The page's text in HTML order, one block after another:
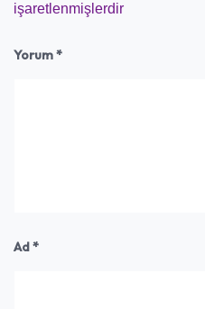
işaretlenmişlerdir
Yorum*
Ad*